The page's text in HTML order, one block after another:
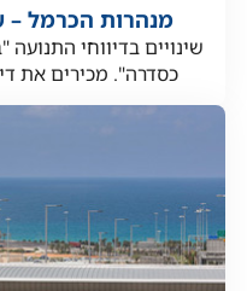
מנהרות הכרמל –
שינויים בדיווחי
כסדרה". מכירים את